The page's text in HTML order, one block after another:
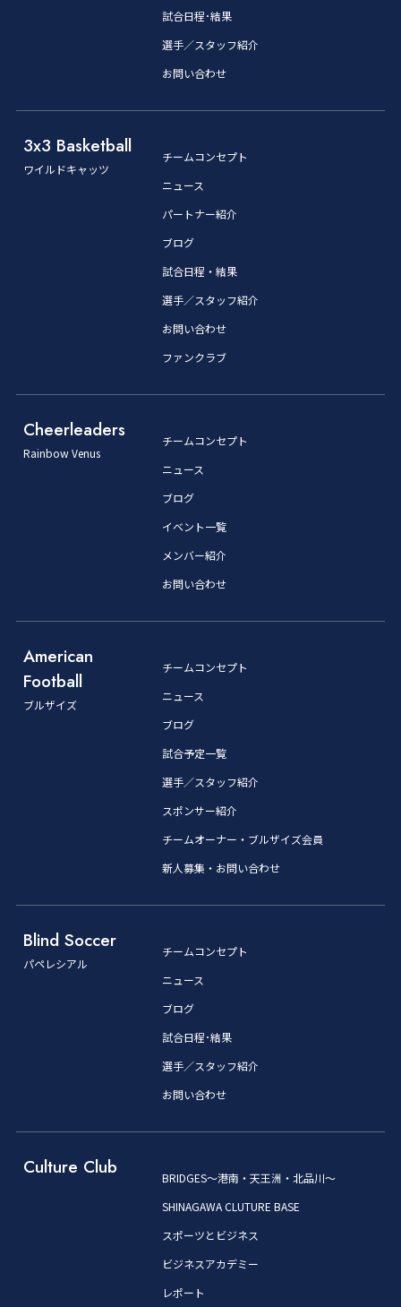
試合日程･結果
選手／スタッフ紹介
お問い合わせ
3x3 Basketball
ワイルドキャッツ
チームコンセプト
ニュース
パートナー紹介
ブログ
試合日程・結果
選手／スタッフ紹介
お問い合わせ
ファンクラブ
Cheerleaders
Rainbow Venus
チームコンセプト
ニュース
ブログ
イベント一覧
メンバー紹介
お問い合わせ
American
Football
ブルザイズ
チームコンセプト
ニュース
ブログ
試合予定一覧
選手／スタッフ紹介
スポンサー紹介
チームオーナー・ブルザイズ会員
新人募集・お問い合わせ
Blind Soccer
パペレシアル
チームコンセプト
ニュース
ブログ
試合日程･結果
選手／スタッフ紹介
お問い合わせ
Culture Club
BRIDGES～港南・天王洲・北品川～
SHINAGAWA CLUTURE BASE
スポーツとビジネス
ビジネスアカデミー
レポート